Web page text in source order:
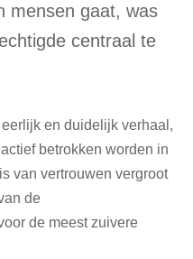
mensen gaat, was
centraal te
en duidelijk verhaal,
betrokken worden in
van vertrouwen vergroot
de
de meest zuivere